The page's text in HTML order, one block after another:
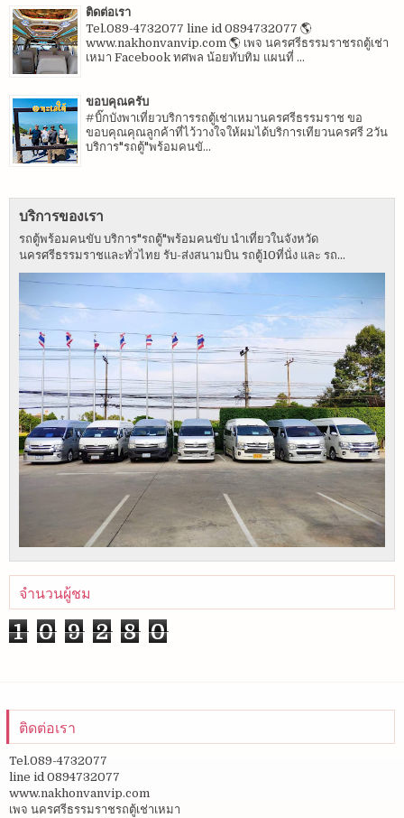
ติดต่อเรา
Tel.089-4732077 line id 0894732077 🌎
www.nakhonvanvip.com 🌎 เพจ นครศรีธรรมราชรถตู้เช่า
เหมา Facebook ทศพล น้อยทับทิม แผนที่ ...
ขอบคุณครับ
#บิ๊กบังพาเที่ยวบริการรถตู้เช่าเหมานครศรีธรรมราช ขอ
ขอบคุณคุณลูกค้าที่ไว้วางใจให้ผมได้บริการเทียวนครศรี 2วัน
บริการ"รถตู้"พร้อมคนขั...
บริการของเรา
รถตู้พร้อมคนขับ บริการ"รถตู้"พร้อมคนขับ นำเที่ยวในจังหวัด
นครศรีธรรมราชและทั่วไทย รับ-ส่งสนามบิน รถตู้10ที่นั่ง และ รถ...
จำนวนผู้ชม
1 0 9 2 8 0
ติดต่อเรา
Tel.089-4732077
line id 0894732077
www.nakhonvanvip.com
เพจ นครศรีธรรมราชรถตู้เช่าเหมา